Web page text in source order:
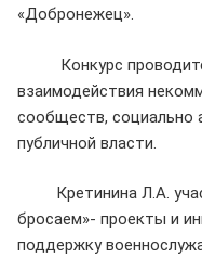
«Добронежец».
Конкурс
взаимодействия
сообществ, социально
публичной власти.
Кретинина Л.А.
бросаем»- проекты и
поддержку